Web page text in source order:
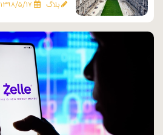
بلاگ ۱۳۹۸/۵/۱۷